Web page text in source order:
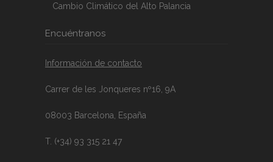
Cambio Climático del Alto Palancia
Encuéntranos
Información de contacto
Carrer de les Jonqueres nº16, 9A
08003 Barcelona, España
T. (+34) 93 315 21 47